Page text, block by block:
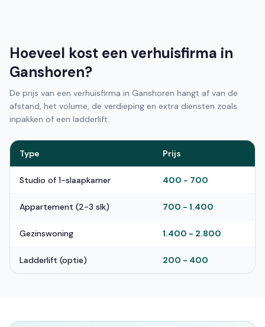
Hoeveel kost een verhuisfirma in
Ganshoren?
De prijs van een verhuisfirma in Ganshoren hangt af van de
afstand, het volume, de verdieping en extra diensten zoals
inpakken of een ladderlift.
Type Prijs
Studio of 1-slaapkamer 400 - 700
Appartement (2-3 slk) 700 - 1.400
Gezinswoning 1.400 - 2.800
Ladderlift (optie) 200 - 400